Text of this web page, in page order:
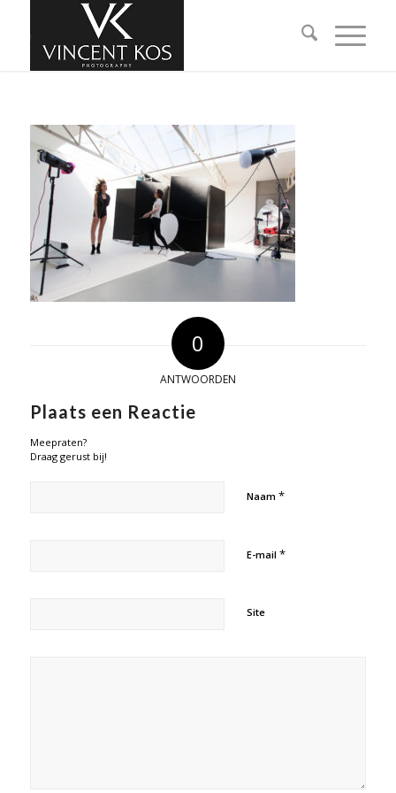
0
ANTWOORDEN
Plaats een Reactie
Meepraten?
Draag gerust bij!
Naam *
E-mail *
Site